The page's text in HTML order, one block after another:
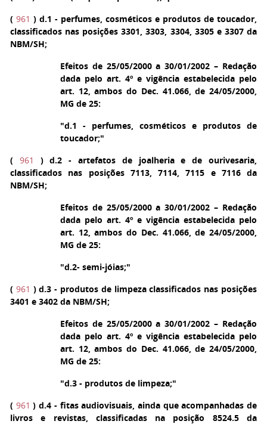
( 961 ) d.1 - perfumes, cosméticos e produtos de toucador,
classificados nas posições 3301, 3303, 3304, 3305 e 3307 da
NBM/SH;
Efeitos de 25/05/2000 a 30/01/2002 – Redação
dada pelo art. 4º e vigência estabelecida pelo
art. 12, ambos do Dec. 41.066, de 24/05/2000,
MG de 25:
"d.1 - perfumes, cosméticos e produtos de
toucador;"
(
961 ) d.2 - artefatos de joalheria e de ourivesaria,
classificados nas posições 7113, 7114, 7115 e 7116 da
NBM/SH;
Efeitos de 25/05/2000 a 30/01/2002 – Redação
dada pelo art. 4º e vigência estabelecida pelo
art. 12, ambos do Dec. 41.066, de 24/05/2000,
MG de 25:
"d.2- semi-jóias;"
( 961 ) d.3 - produtos de limpeza classificados nas posições
3401 e 3402 da NBM/SH;
Efeitos de 25/05/2000 a 30/01/2002 – Redação
dada pelo art. 4º e vigência estabelecida pelo
art. 12, ambos do Dec. 41.066, de 24/05/2000,
MG de 25:
"d.3 - produtos de limpeza;"
( 961 ) d.4 - fitas audiovisuais, ainda que acompanhadas de
livros e revistas, classificadas na posição 8524.5 da